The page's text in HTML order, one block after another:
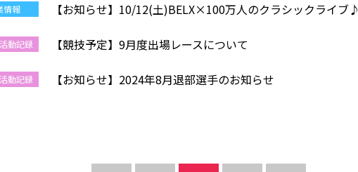
情報 【お知らせ】10/12(土)BELX×100万人のクラシックライブ♪
動記録 【競技予定】9月度出場レースについて
動記録 【お知らせ】2024年8月退部選手のお知らせ